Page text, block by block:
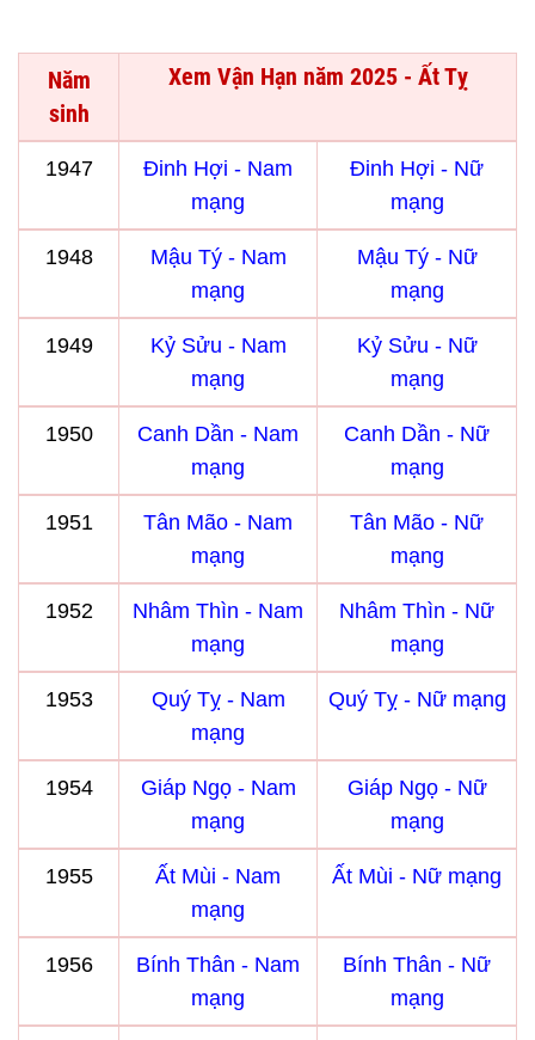
Năm
sinh
Xem Vận Hạn năm 2025 - Ất Tỵ
1947
Đinh Hợi - Nam
mạng
Đinh Hợi - Nữ
mạng
1948
Mậu Tý - Nam
mạng
Mậu Tý - Nữ
mạng
1949
Kỷ Sửu - Nam
mạng
Kỷ Sửu - Nữ
mạng
1950
Canh Dần - Nam
mạng
Canh Dần - Nữ
mạng
1951
Tân Mão - Nam
mạng
Tân Mão - Nữ
mạng
1952
Nhâm Thìn - Nam
mạng
Nhâm Thìn - Nữ
mạng
1953
Quý Tỵ - Nam
mạng
Quý Tỵ - Nữ mạng
1954
Giáp Ngọ - Nam
mạng
Giáp Ngọ - Nữ
mạng
1955
Ất Mùi - Nam
mạng
Ất Mùi - Nữ mạng
1956
Bính Thân - Nam
mạng
Bính Thân - Nữ
mạng